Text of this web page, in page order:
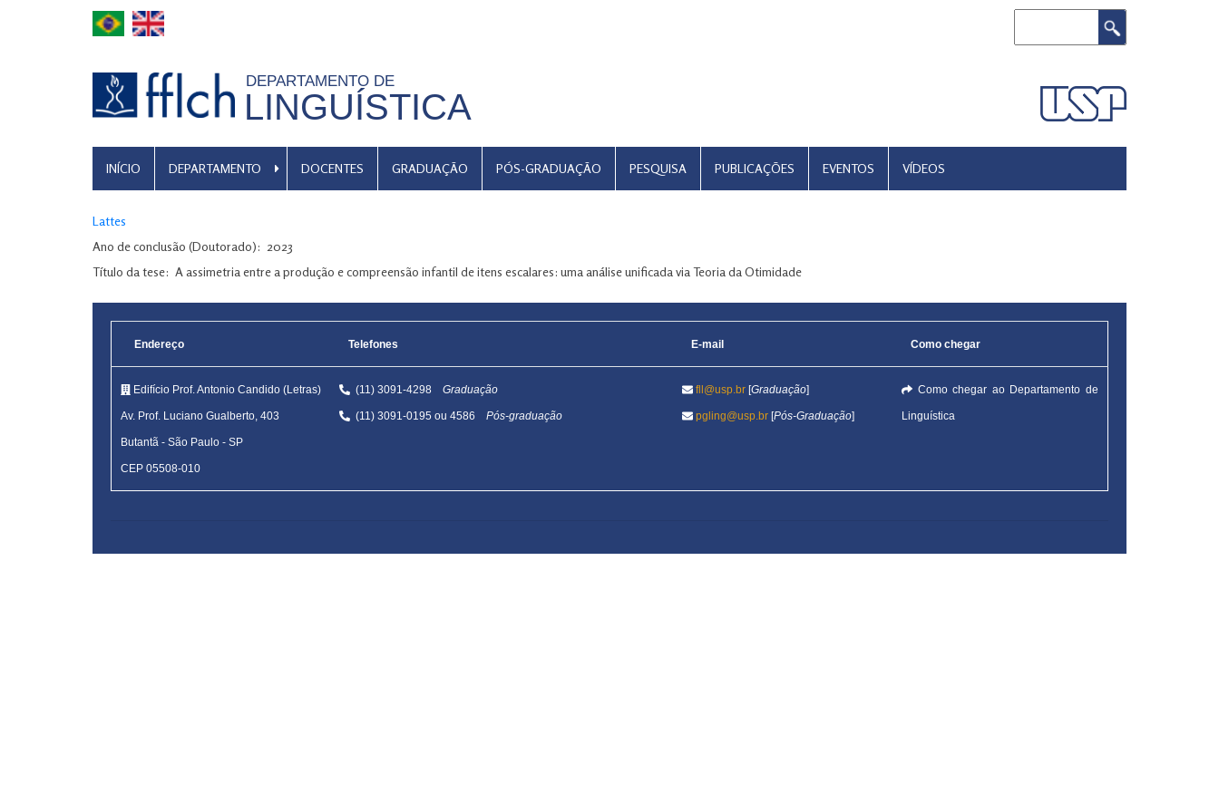
DEPARTAMENTO DE
LINGUÍSTICA
MENU
INÍCIO DEPARTAMENTO DOCENTES GRADUAÇÃO PÓS-GRADUAÇÃO PESQUISA PUBLICAÇÕES EVENTOS VÍDEOS
Lattes
Ano de conclusão (Doutorado)
2023
Título da tese
A assimetria entre a produção e compreensão infantil de itens escalares: uma análise unificada via Teoria da Otimidade
Endereço Telefones E-mail Como chegar
Edifício Prof. Antonio Candido (Letras)
Av. Prof. Luciano Gualberto, 403
Butantã - São Paulo - SP
CEP 05508-010
(11) 3091-4298 Graduação
(11) 3091-0195 ou 4586 Pós-graduação
fll@usp.br [Graduação]
pgling@usp.br [Pós-Graduação]
Como chegar ao Departamento de
Linguística